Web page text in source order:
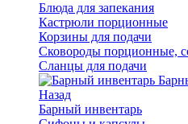
Блюда для запекания
Кастрюли порционные
Корзины для подачи
Сковороды порционные,
Сланцы для подачи
Назад
Барный инвентарь